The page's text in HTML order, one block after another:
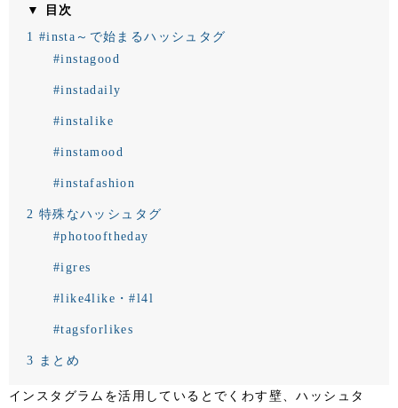
▼ 目次
1 #insta～で始まるハッシュタグ
#instagood
#instadaily
#instalike
#instamood
#instafashion
2 特殊なハッシュタグ
#photooftheday
#igres
#like4like・#l4l
#tagsforlikes
3 まとめ
インスタグラムを活用しているとでくわす壁、ハッシュタ